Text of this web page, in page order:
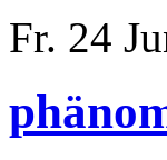
Fr. 24